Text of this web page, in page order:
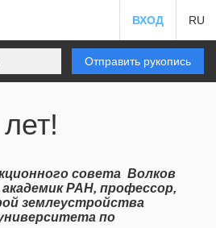
ВХОД RU
Отправить рукопись
совета Волков
РАН, профессор,
землеустройства
по